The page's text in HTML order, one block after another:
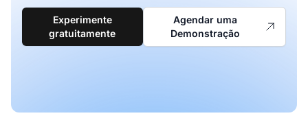
Experimente
gratuitamente
Agendar uma
Demonstração